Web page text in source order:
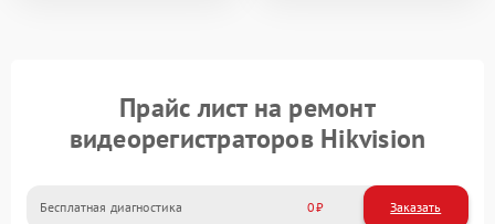
Прайс лист на ремонт
видеорегистраторов Hikvision
Бесплатная диагностика 0 Заказать